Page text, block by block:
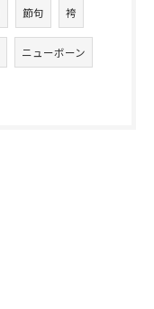
節句 袴
ニューボーン